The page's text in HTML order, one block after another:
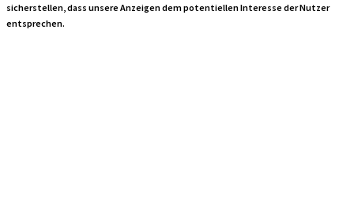
sicherstellen, dass unsere Anzeigen dem potentiellen Interesse der Nutzer
entsprechen.